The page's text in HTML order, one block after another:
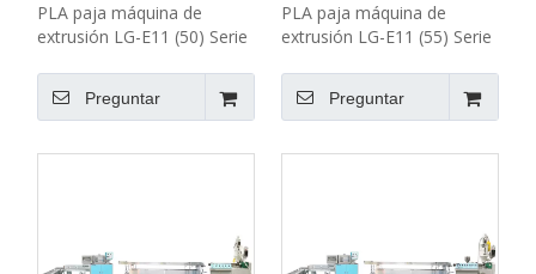
PLA paja máquina de
extrusión LG-E11 (50) Serie
Preguntar
PLA paja máquina de
extrusión LG-E11 (55) Serie
Preguntar